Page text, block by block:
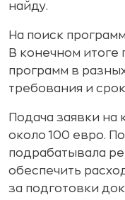
найду.
На поиск
В конечном итоге
программ в
требования и
Подача заявки на
около 100 евро.
подрабатывала
обеспечить
за подготовки